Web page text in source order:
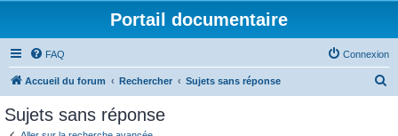
Portail documentaire
FAQ Connexion
Accueil du forum Rechercher Sujets sans réponse
Sujets sans réponse